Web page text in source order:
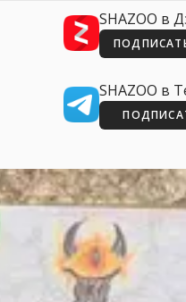
SHAZOO в
SHAZOO в